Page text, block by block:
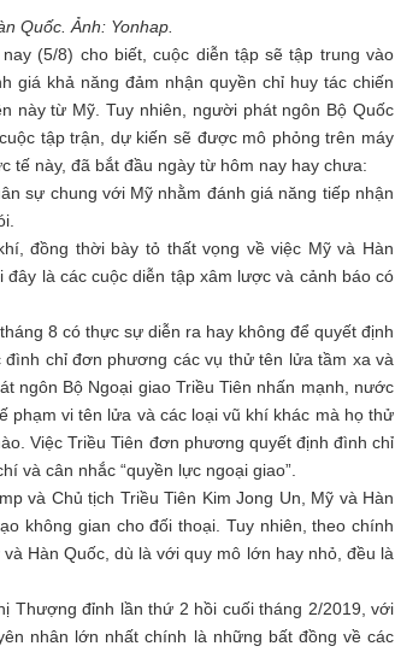
Quốc. Ảnh: Yonhap.
(5/8) cho biết, cuộc diễn tập sẽ tập trung vào
giá khả năng đảm nhận quyền chỉ huy tác chiến
này từ Mỹ. Tuy nhiên, người phát ngôn Bộ Quốc
tập trận, dự kiến sẽ được mô phỏng trên máy
tế này, đã bắt đầu ngày từ hôm nay hay chưa:
sự chung với Mỹ nhằm đánh giá năng tiếp nhận
đồng thời bày tỏ thất vọng về việc Mỹ và Hàn
là các cuộc diễn tập xâm lược và cảnh báo có
8 có thực sự diễn ra hay không để quyết định
chỉ đơn phương các vụ thử tên lửa tầm xa và
ngôn Bộ Ngoại giao Triều Tiên nhấn mạnh, nước
phạm vi tên lửa và các loại vũ khí khác mà họ thử
Việc Triều Tiên đơn phương quyết định đình chỉ
và cân nhắc “quyền lực ngoại giao”.
và Chủ tịch Triều Tiên Kim Jong Un, Mỹ và Hàn
không gian cho đối thoại. Tuy nhiên, theo chính
Hàn Quốc, dù là với quy mô lớn hay nhỏ, đều là
Thượng đỉnh lần thứ 2 hồi cuối tháng 2/2019, với
nhân lớn nhất chính là những bất đồng về các